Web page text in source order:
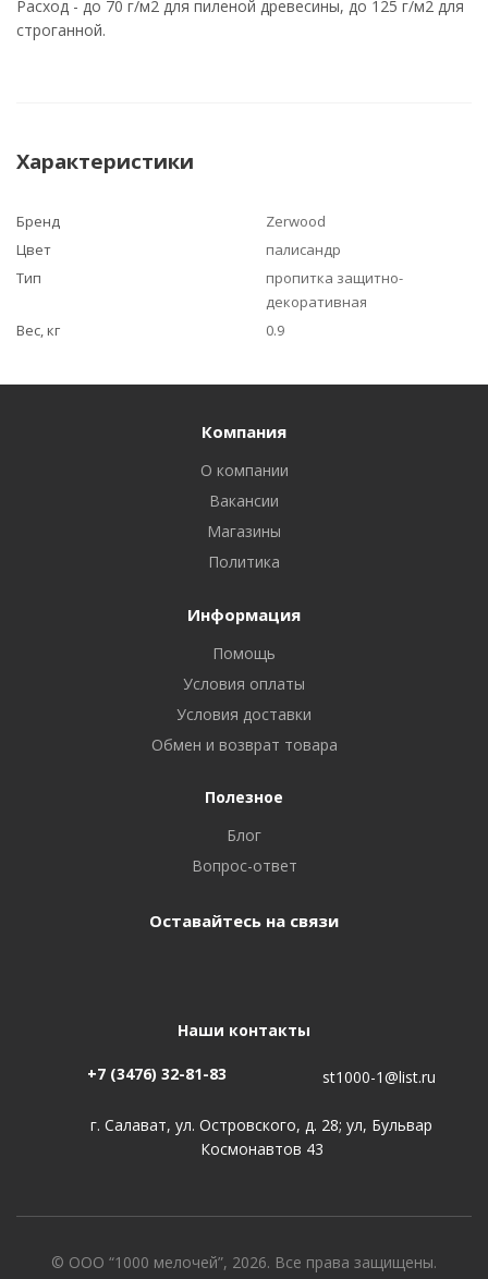
Расход - до 70 г/м2 для пиленой древесины, до 125 г/м2 для
строганной.
Характеристики
Бренд
Zerwood
Цвет
палисандр
Тип
пропитка защитно-
декоративная
Вес, кг
0.9
Компания
О компании
Вакансии
Магазины
Политика
Информация
Помощь
Условия оплаты
Условия доставки
Обмен и возврат товара
Полезное
Блог
Вопрос-ответ
Оставайтесь на связи
Наши контакты
+7 (3476) 32-81-83 st1000-1@list.ru
г. Салават, ул. Островского, д. 28; ул, Бульвар
Космонавтов 43
© ООО “1000 мелочей”, 2026. Все права защищены.